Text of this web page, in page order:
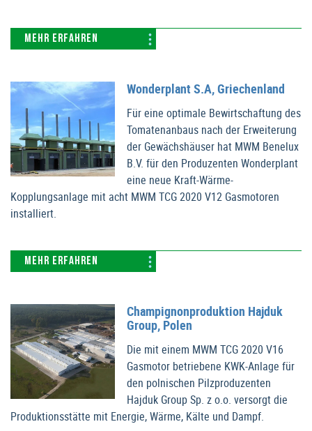
MEHR ERFAHREN
Wonderplant S.A, Griechenland
Für eine optimale Bewirtschaftung des
Tomatenanbaus nach der Erweiterung
der Gewächshäuser hat MWM Benelux
B.V. für den Produzenten Wonderplant
eine neue Kraft-Wärme-
Kopplungsanlage mit acht MWM TCG 2020 V12 Gasmotoren
installiert.
MEHR ERFAHREN
Champignonproduktion Hajduk
Group, Polen
Die mit einem MWM TCG 2020 V16
Gasmotor betriebene KWK-Anlage für
den polnischen Pilzproduzenten
Hajduk Group Sp. z o.o. versorgt die
Produktionsstätte mit Energie, Wärme, Kälte und Dampf.